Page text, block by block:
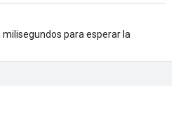
para esperar la